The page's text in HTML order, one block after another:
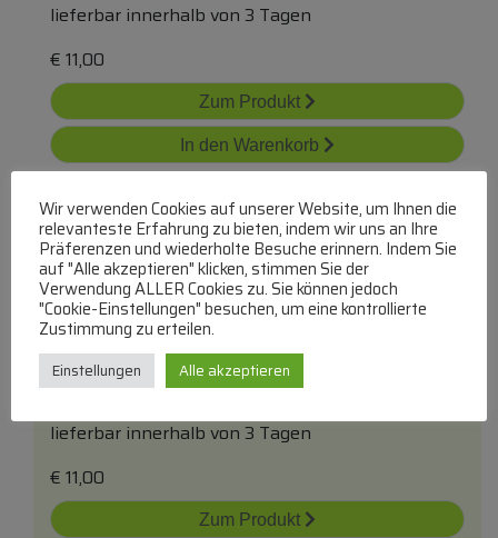
lieferbar innerhalb von 3 Tagen
€ 11,00
Zum Produkt
In den Warenkorb
6204llu Kugellager Wasserdicht
FINDLING WÄLZLAGER
lieferbar innerhalb von 3 Tagen
€ 11,00
Zum Produkt
Wir verwenden Cookies auf unserer Website, um Ihnen die
relevanteste Erfahrung zu bieten, indem wir uns an Ihre
Präferenzen und wiederholte Besuche erinnern. Indem Sie
auf "Alle akzeptieren" klicken, stimmen Sie der
Verwendung ALLER Cookies zu. Sie können jedoch
"Cookie-Einstellungen" besuchen, um eine kontrollierte
Zustimmung zu erteilen.
Einstellungen Alle akzeptieren